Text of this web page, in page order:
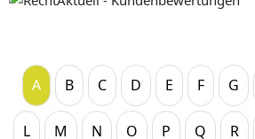
A B C D E F G
L M N O P Q R